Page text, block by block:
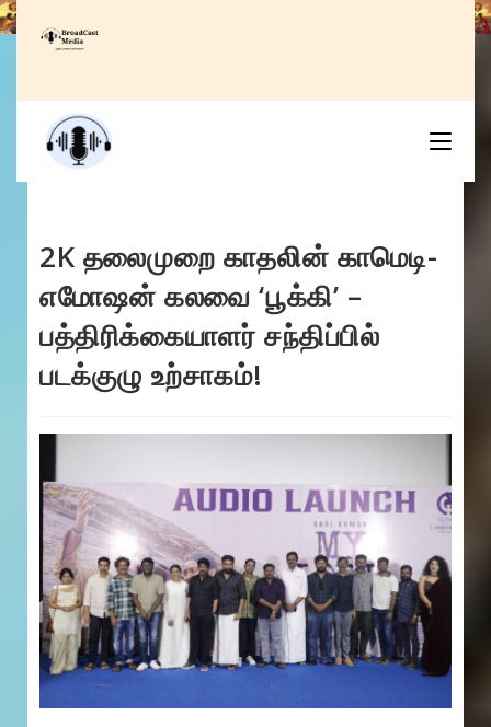
Skip
to
2K தலைமுறை காதலின் காமெடி-
எமோஷன் கலவை ‘பூக்கி’ –
பத்திரிக்கையாளர் சந்திப்பில்
படக்குழு உற்சாகம்!